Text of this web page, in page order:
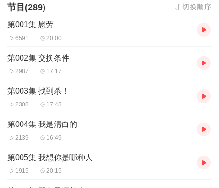
他冷哼，再跑就打断你的腿！
作者：
2鱼：黑岩网签约作者，其作品有《不服就上：将军请自重》、《斩
春风》。
苍穹蔚蓝，《末世重生之女修士》《混血狂仙极品孤女要遮天》
《魂穿后宫 恶毒女配不好当》《农女的锦鲤人生》《王爷又掐我桃
水鬼 ，代表作：《爱上傲娇女上司》《奇闻异事之诡异实录》《希
区柯克悬疑录》等。
购买须知：
听，可下载重复收听。
2、版权归原作者所有，严禁翻录成任何形式，严禁在任何第三方平
3、在购买过程中，如果您有任何问题，可在喜马拉雅APP【账号】-
【帮助与反馈】中咨询在线客服，如果在线客服都未取得联系，也
节目(289) 切换顺序
第001集 慰劳
6591 20:00
第002集 交换条件
2987 17:17
第003集 找到杀！
2308 17:43
第004集 我是清白的
2139 16:49
第005集 我想你是哪种人
1915 20:15